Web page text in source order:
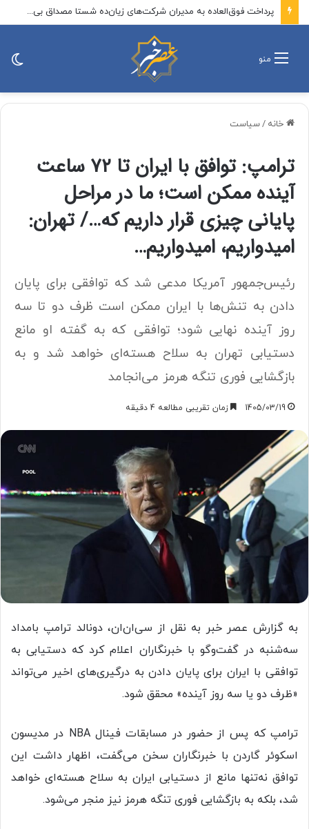
پرداخت فوق‌العاده به مدیران شرکت‌های زیان‌ده شستا مصداق بی‌عدالتی در حق بیمه‌شدگان است
منو
خانه /سیاست
ترامپ: توافق با ایران تا ۷۲ ساعت
آینده ممکن است؛ ما در مراحل
پایانی چیزی قرار داریم که…/ تهران:
امیدواریم، امیدواریم…
رئیس‌جمهور آمریکا مدعی شد که توافقی برای پایان
دادن به تنش‌ها با ایران ممکن است ظرف دو تا سه
روز آینده نهایی شود؛ توافقی که به گفته او مانع
دستیابی تهران به سلاح هسته‌ای خواهد شد و به
بازگشایی فوری تنگه هرمز می‌انجامد
1405/03/19 زمان تقریبی مطالعه 4 دقیقه
به گزارش عصر خبر به نقل از سی‌ان‌ان، دونالد ترامپ بامداد
سه‌شنبه در گفت‌وگو با خبرنگاران اعلام کرد که دستیابی به
توافقی با ایران برای پایان دادن به درگیری‌های اخیر می‌تواند
«ظرف دو یا سه روز آینده» محقق شود.
ترامپ که پس از حضور در مسابقات فینال NBA در مدیسون
اسکوئر گاردن با خبرنگاران سخن می‌گفت، اظهار داشت این
توافق نه‌تنها مانع از دستیابی ایران به سلاح هسته‌ای خواهد
شد، بلکه به بازگشایی فوری تنگه هرمز نیز منجر می‌شود.